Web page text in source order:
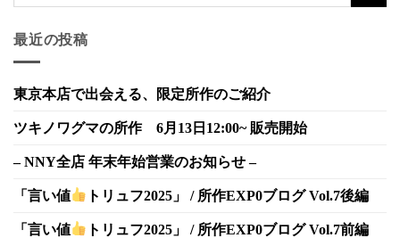
最近の投稿
東京本店で出会える、限定所作のご紹介
ツキノワグマの所作 6月13日12:00~ 販売開始
– NNY全店 年末年始営業のお知らせ –
「言い値 トリュフ2025」 / 所作EXP0ブログ Vol.7後編
「言い値 トリュフ2025」 / 所作EXP0ブログ Vol.7前編